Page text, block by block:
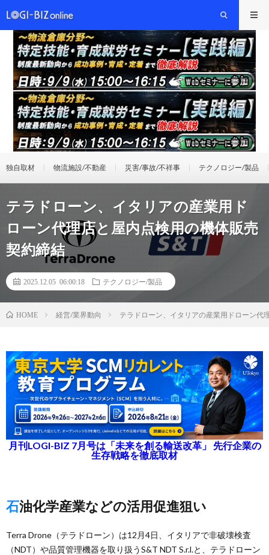
独自取材 物流施設/不動産 災害/事故/不祥事 テクノロジー/製品
テラドローン、イタリアの産業用ド
ローン代理店と屋内点検用の機体販売
契約締結
2025.12.05 06:00:18 テクノロジー/製品
HOME 経営/業界動向 テラドローン、イタリアの産業用ドローン代
月刊LOGI-BIZ 7月号は「未来を創る輸送改革」 先行企業の
生存戦略を徹底取材
石油化学産業などの活用促進狙い
Terra Drone（テラドローン）は12月4日、イタリアで非破壊検査
（NDT）や品質管理機器を取り扱うS&T NDT S.r.l.と、テラドローン